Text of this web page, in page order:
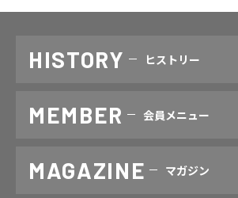
HISTORY ヒストリー
MEMBER 会員メニュー
MAGAZINE マガジン